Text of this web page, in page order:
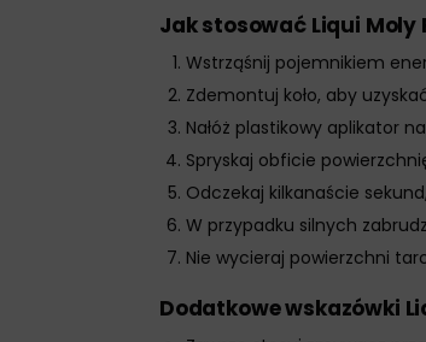
Jak stosować Liqui Moly
Wstrząśnij pojemnikiem
Zdemontuj koło, aby
Nałóż plastikowy aplikator
Spryskaj obficie
Odczekaj kilkanaście
W przypadku silnych
Nie wycieraj powierzchni
Dodatkowe wskazówki